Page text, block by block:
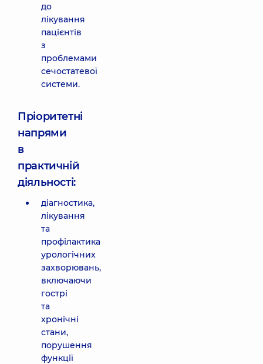
до
лікування
пацієнтів
з
проблемами
сечостатевої
системи.
Пріоритетні
напрями
в
практичній
діяльності:
діагностика,
лікування
та
профілактика
урологічних
захворювань,
включаючи
гострі
та
хронічні
стани,
порушення
функції